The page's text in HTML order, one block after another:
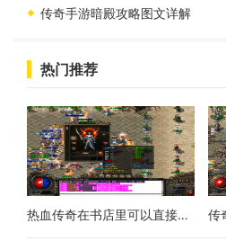
传奇手游暗殿攻略图文详解
热门推荐
热血传奇在书店里可以直接买到圣言术技能书吗 传